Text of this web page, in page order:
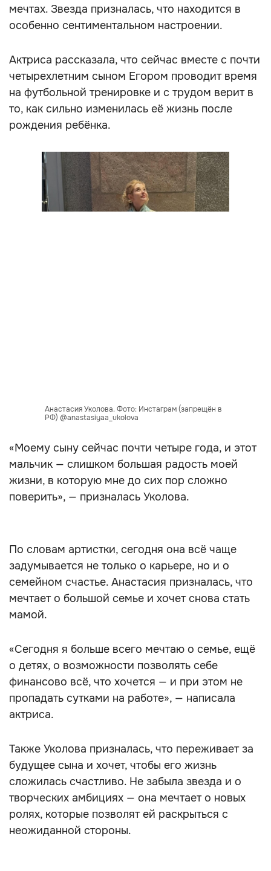
мечтах. Звезда призналась, что находится в
особенно сентиментальном настроении.
Актриса рассказала, что сейчас вместе с почти
четырехлетним сыном Егором проводит время
на футбольной тренировке и с трудом верит в
то, как сильно изменилась её жизнь после
рождения ребёнка.
Анастасия Уколова. Фото: Инстаграм (запрещён в
РФ) @anastasiyaa_ukolova
«Моему сыну сейчас почти четыре года, и этот
мальчик — слишком большая радость моей
жизни, в которую мне до сих пор сложно
поверить», — призналась Уколова.
По словам артистки, сегодня она всё чаще
задумывается не только о карьере, но и о
семейном счастье. Анастасия призналась, что
мечтает о большой семье и хочет снова стать
мамой.
«Сегодня я больше всего мечтаю о семье, ещё
о детях, о возможности позволять себе
финансово всё, что хочется — и при этом не
пропадать сутками на работе», — написала
актриса.
Также Уколова призналась, что переживает за
будущее сына и хочет, чтобы его жизнь
сложилась счастливо. Не забыла звезда и о
творческих амбициях — она мечтает о новых
ролях, которые позволят ей раскрыться с
неожиданной стороны.